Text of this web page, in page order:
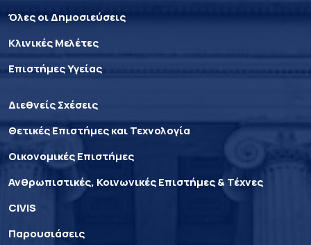
Όλες οι Δημοσιεύσεις
Κλινικές Μελέτες
Επιστήμες Υγείας
Διεθνείς Σχέσεις
Θετικές Επιστήμες και Τεχνολογία
Οικονομικές Επιστήμες
Ανθρωπιστικές, Κοινωνικές Επιστήμες & Τέχνες
CIVIS
Παρουσιάσεις